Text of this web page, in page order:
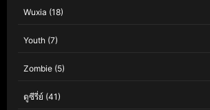
Wuxia (18)
Youth (7)
Zombie (5)
ดูซีรี่ย์ (41)